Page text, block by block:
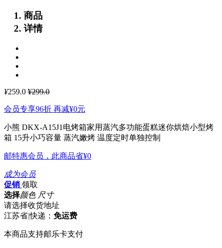
商品
详情
¥259.0 ¥299.0
会员专享96折 再减¥0元
小熊 DKX-A15J1电烤箱家用蒸汽多功能蛋糕迷你烘焙小型烤
箱 15升小巧容量 蒸汽嫩烤 温度定时单独控制
邮特惠会员，此商品省¥0
成为会员
促销 领取
选择颜色 尺寸
请选择收货地址
江苏省|快递： 免运费
本商品支持邮乐卡支付